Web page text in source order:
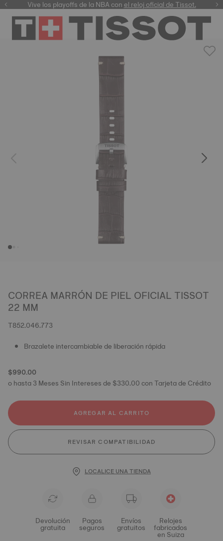
para una mujer especial. Conoce aquí nuestracolección Bellissima.
Vive los playoffs de la NBA conel reloj oficial de Tissot.
CORREA MARRÓN DE PIEL OFICIAL TISSOT
22 MM
T852.046.773
Brazalete intercambiable de liberación rápida
$990.00
o hasta 3 Meses Sin Intereses de $330.00 con Tarjeta de Crédito
AGREGAR AL CARRITO
REVISAR COMPATIBILIDAD
LOCALICE UNA TIENDA
Devolución
gratuita
Pagos
seguros
Envíos
gratuitos
Relojes
fabricados
en Suiza